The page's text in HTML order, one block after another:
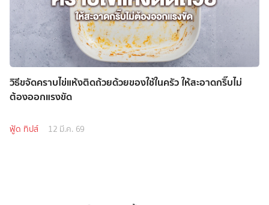
วิธีขจัดคราบไข่แห้งติดถ้วยด้วยของใช้ในครัว ให้สะอาดกริ๊บไม่
ต้องออกแรงขัด
ฟู้ด ทิปส์ 12 มี.ค. 69